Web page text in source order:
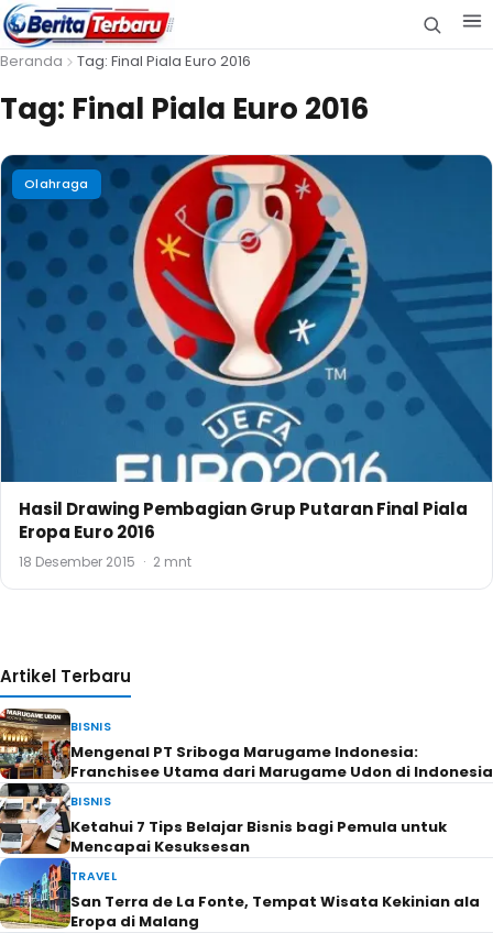
Beranda Tag: Final Piala Euro 2016
Tag: Final Piala Euro 2016
Olahraga
Hasil Drawing Pembagian Grup Putaran Final Piala
Eropa Euro 2016
18 Desember 2015 · 2 mnt
Artikel Terbaru
BISNIS
Mengenal PT Sriboga Marugame Indonesia:
Franchisee Utama dari Marugame Udon di Indonesia
BISNIS
Ketahui 7 Tips Belajar Bisnis bagi Pemula untuk
Mencapai Kesuksesan
TRAVEL
San Terra de La Fonte, Tempat Wisata Kekinian ala
Eropa di Malang